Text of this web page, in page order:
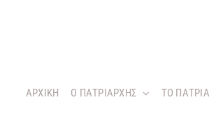
ΑΡΧΙΚΗ O ΠΑΤΡΙΑΡΧΗΣ ΤΟ